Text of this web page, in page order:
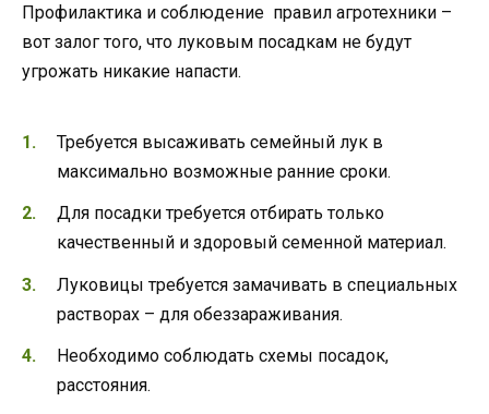
Профилактика и соблюдение правил агротехники –
вот залог того, что луковым посадкам не будут
угрожать никакие напасти.
Требуется высаживать семейный лук в
максимально возможные ранние сроки.
Для посадки требуется отбирать только
качественный и здоровый семенной материал.
Луковицы требуется замачивать в специальных
растворах – для обеззараживания.
Необходимо соблюдать схемы посадок,
расстояния.